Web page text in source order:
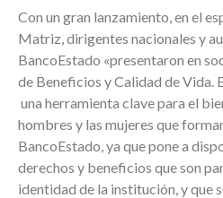
Con un gran lanzamiento, en el
Matriz, dirigentes nacionales y
BancoEstado «presentaron en
de Beneficios y Calidad de Vida.
una herramienta clave para el
hombres y las mujeres que
BancoEstado, ya que pone a
derechos y beneficios que son
identidad de la institución, y que